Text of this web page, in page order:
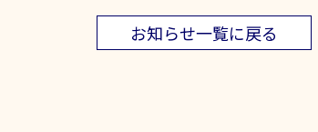
お知らせ一覧に戻る